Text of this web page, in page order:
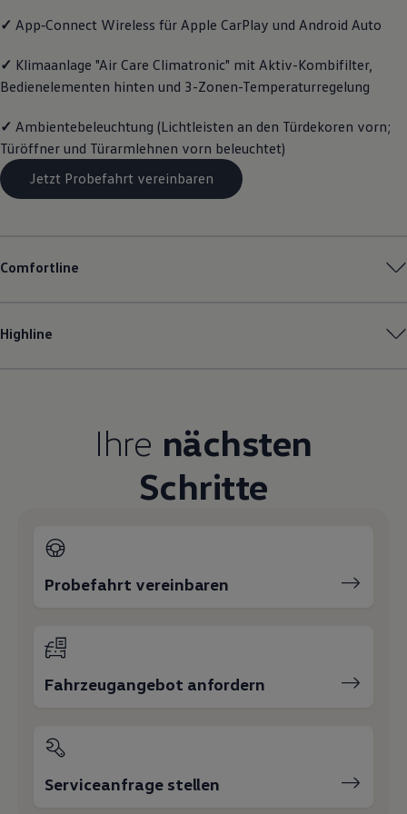
Räder und Reifen
Economy Service
Volkswagen Teile
Zubehör
Schutz und Pflege
Transport
Entertainment und Elektronik
Individualisieren
Wallbox und Ladekabel
Lifestyle
Transport
Familie
Elektromobilität
Volkswagen R
✓ App‑Connect Wireless für Apple CarPlay und Android Auto
✓ Klimaanlage "Air Care Climatronic" mit Aktiv-Kombifilter,
Bedienelementen hinten und 3-Zonen-Temperaturregelung
✓ Ambientebeleuchtung (Lichtleisten an den Türdekoren vorn;
Türöffner und Türarmlehnen vorn beleuchtet)
Jetzt Probefahrt vereinbaren
Comfortline
Highline
Ihre nächsten
Schritte
Probefahrt vereinbaren
Fahrzeugangebot anfordern
Serviceanfrage stellen